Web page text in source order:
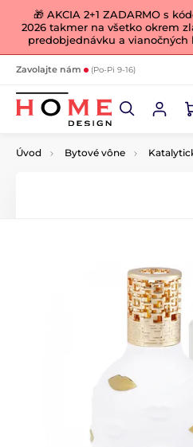
🎁 AKCIA 2+1 ZADARMO s
2026 takmer na všetko okrem
predobjednávku a vianočných
Zavolajte nám (Po-Pi 9-16)
Úvod Bytové vône